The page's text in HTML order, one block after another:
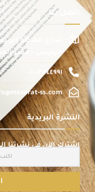
اتصل بنا
شارع الماظة
الرئيسى - مصر
٠١٠٠٣٧٤٤٩٩١
ss.com
النشرة البريدية
اشترك الآن في نشرتنا